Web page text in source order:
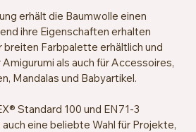
erhält die Baumwolle einen
ihre Eigenschaften erhalten
breiten Farbpalette erhältlich und
als auch für Accessoires,
Mandalas und Babyartikel.
Standard 100 und EN71-3
eine beliebte Wahl für Projekte,